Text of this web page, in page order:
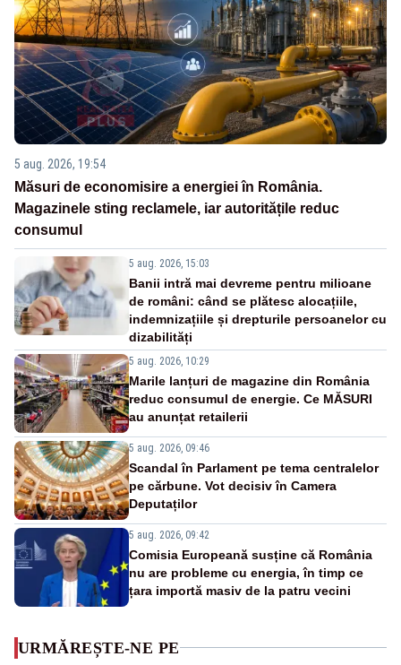
5 aug. 2026, 19:54
Măsuri de economisire a energiei în România.
Magazinele sting reclamele, iar autoritățile reduc
consumul
5 aug. 2026, 15:03
Banii intră mai devreme pentru milioane
de români: când se plătesc alocațiile,
indemnizațiile și drepturile persoanelor cu
dizabilități
5 aug. 2026, 10:29
Marile lanțuri de magazine din România
reduc consumul de energie. Ce MĂSURI
au anunțat retailerii
5 aug. 2026, 09:46
Scandal în Parlament pe tema centralelor
pe cărbune. Vot decisiv în Camera
Deputaților
5 aug. 2026, 09:42
Comisia Europeană susține că România
nu are probleme cu energia, în timp ce
țara importă masiv de la patru vecini
URMĂREȘTE-NE PE